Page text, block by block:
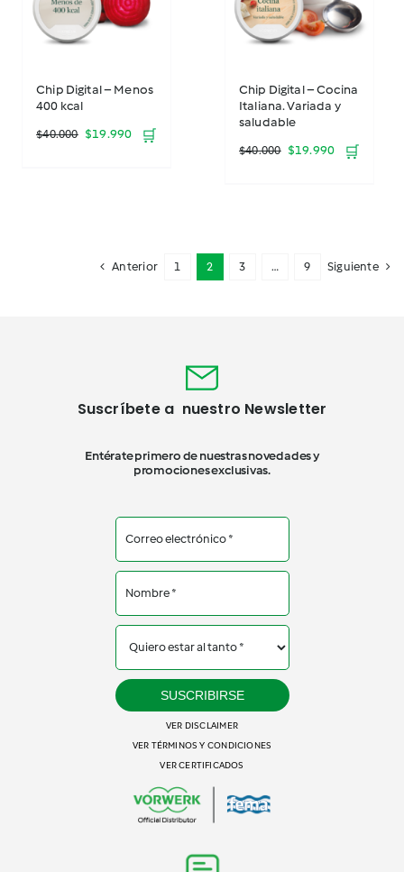
Chip Digital – Menos
400 kcal
$40.000 El
$40.000.
$19.990El
$19.990.
🛒
Chip Digital – Cocina
Italiana. Variada y
saludable
$40.000 El
$19.990El 🛒
Anterior 1 2 3 … 9 Siguiente
Suscríbete a nuestro Newsletter
Entérate primero de nuestras novedades y
promociones exclusivas.
SUSCRIBIRSE
VER DISCLAIMER
VER TÉRMINOS Y CONDICIONES
VER CERTIFICADOS